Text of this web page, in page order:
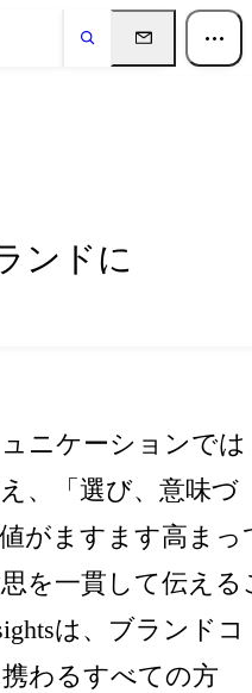
トンドに
ニケーションでは
、「選び、意味づ
がますます高まっ
を一貫して伝える
は、ブランドコ
わるすべての方